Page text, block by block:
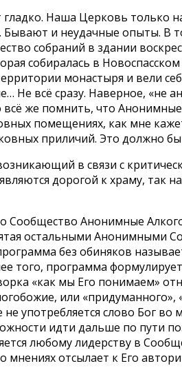
гладко. Наша Церковь только
Бывают и неудачные опыты. В
собраний в здании
собиралась в
монастыря и вели
Не всё сразу. Наверное, «не
же помнить, что
помещениях, как мне
приличий. Это должно
в связи с
дорогой к храму, так
Сообщество Анонимные
остальными Анонимными
без обиняков
того, программа
«как мы Его понимаем»
или
употребляется слово Бог
идти дальше по пути
любому лидерству в
мнениях отсылает к Его